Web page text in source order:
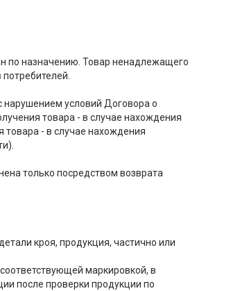
по назначению. Товар ненадлежащего
нарушением условий Договора о
товара - в случае нахождения
товара - в случае нахождения
только посредством возврата
кроя, продукция, частично или
маркировкой, в
после проверки продукции по